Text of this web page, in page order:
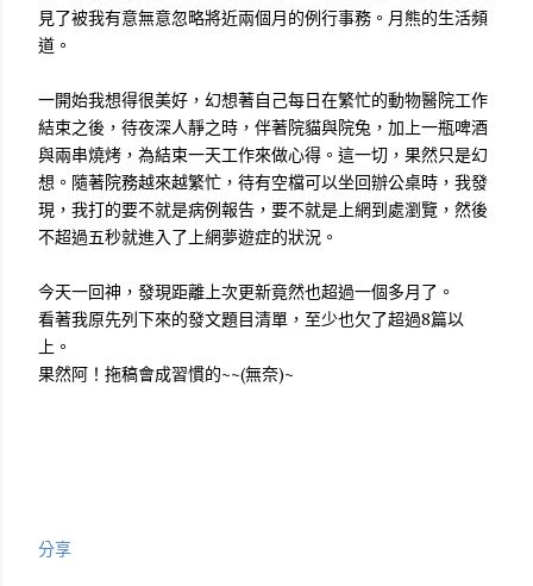
見了被我有意無意忽略將近兩個月的例行事務。月熊的生活頻
道。
一開始我想得很美好，幻想著自己每日在繁忙的動物醫院工作
結束之後，待夜深人靜之時，伴著院貓與院兔，加上一瓶啤酒
與兩串燒烤，為結束一天工作來做心得。這一切，果然只是幻
想。隨著院務越來越繁忙，待有空檔可以坐回辦公桌時，我發
現，我打的要不就是病例報告，要不就是上網到處瀏覽，然後
不超過五秒就進入了上網夢遊症的狀況。
今天一回神，發現距離上次更新竟然也超過一個多月了。
看著我原先列下來的發文題目清單，至少也欠了超過8篇以
上。
果然阿！拖稿會成習慣的~~(無奈)~
分享